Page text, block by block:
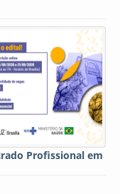
Profissional em